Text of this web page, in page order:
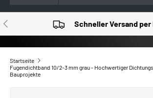
VORHERIGE Schneller Versand per
Startseite
Fugendichtband 10/2-3 mm grau - Hochwertiger
Bauprojekte